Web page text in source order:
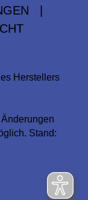
Herstellers
Stand: